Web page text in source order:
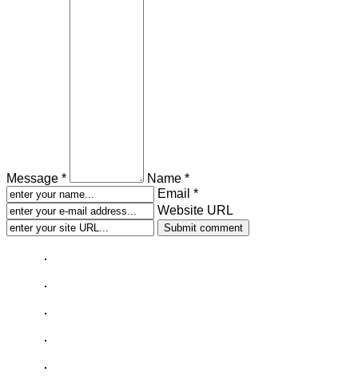
Message *
Name *
Email *
Website URL